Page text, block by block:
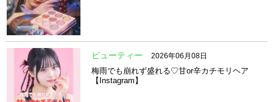
ビューティー 2026年06月08日
梅雨でも崩れず盛れる♡甘or辛カチモリヘア
【Instagram】